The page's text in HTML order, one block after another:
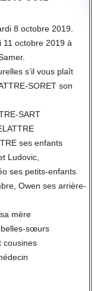
8 octobre 2019.
11 octobre 2019 à
s’il vous plaît
SORET son
SART
ses enfants
Ludovic,
ses petits-enfants
Owen ses arrière-
mère
sœurs
cousines